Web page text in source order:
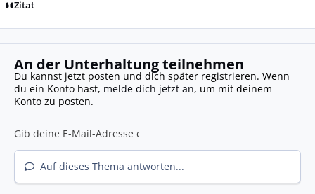
Zitat
An der Unterhaltung teilnehmen
Du kannst jetzt posten und dich später registrieren. Wenn
du ein Konto hast, melde dich jetzt an, um mit deinem
Konto zu posten.
Auf dieses Thema antworten...